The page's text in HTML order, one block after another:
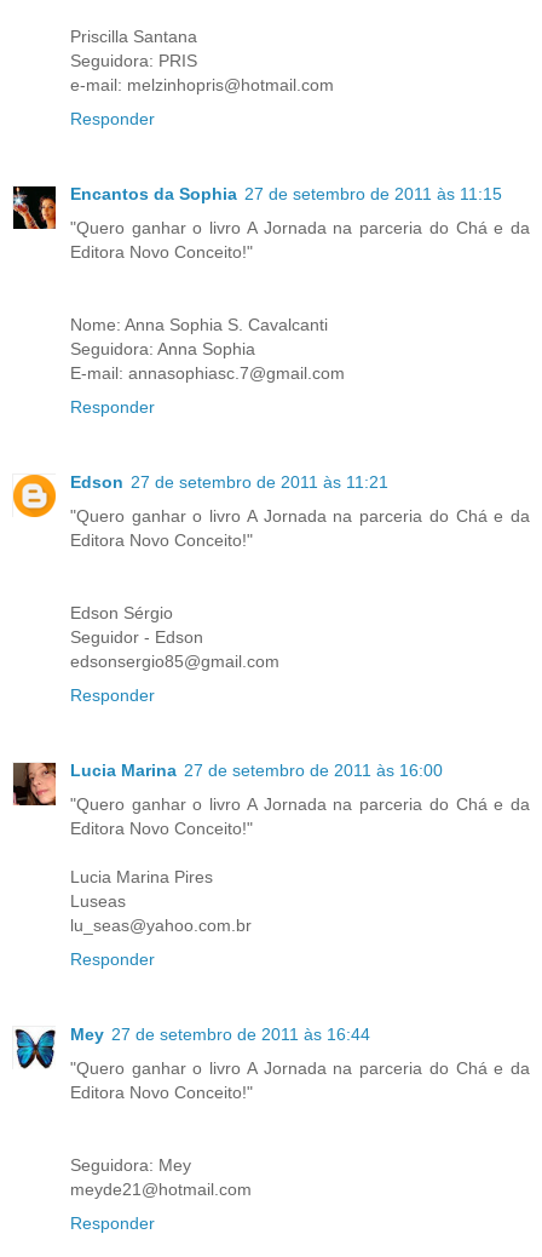
Priscilla Santana
Seguidora: PRIS
e-mail: melzinhopris@hotmail.com
Responder
Encantos da Sophia 27 de setembro de 2011 às 11:15
"Quero ganhar o livro A Jornada na parceria do Chá e da
Editora Novo Conceito!"
Nome: Anna Sophia S. Cavalcanti
Seguidora: Anna Sophia
E-mail: annasophiasc.7@gmail.com
Responder
Edson 27 de setembro de 2011 às 11:21
"Quero ganhar o livro A Jornada na parceria do Chá e da
Editora Novo Conceito!"
Edson Sérgio
Seguidor - Edson
edsonsergio85@gmail.com
Responder
Lucia Marina 27 de setembro de 2011 às 16:00
"Quero ganhar o livro A Jornada na parceria do Chá e da
Editora Novo Conceito!"
Lucia Marina Pires
Luseas
lu_seas@yahoo.com.br
Responder
Mey 27 de setembro de 2011 às 16:44
"Quero ganhar o livro A Jornada na parceria do Chá e da
Editora Novo Conceito!"
Seguidora: Mey
meyde21@hotmail.com
Responder